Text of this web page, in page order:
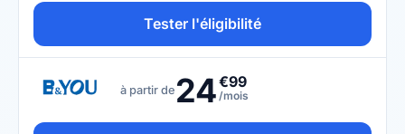
Tester l'éligibilité
à partir de 24€99
/mois